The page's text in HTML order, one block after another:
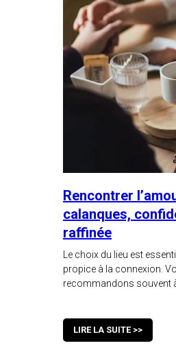
Rencontrer
calanques,
raffinée
Le choix du lieu est
propice à la connexion.
recommandons souvent
LIRE LA SUITE >>